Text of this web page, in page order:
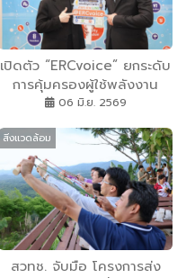
เปิดตัว “ERCvoice” ยกระดับ
การคุ้มครองผู้ใช้พลังงาน
กกพ.จับมือสวทช. สร้างช่อง
ไฟฟ้า สู่ยุคดิจิทัล แจ้งไว
โปร่งใสติดตามผลได้แบบเรี
ยลไทม์
06 มิ.ย. 2569
สิ่งแวดล้อม
สวทช. จับมือ โครงการส่ง